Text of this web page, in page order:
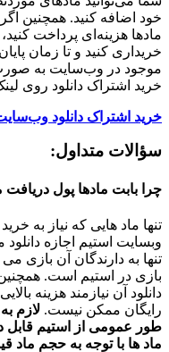
خود اضافه کنید. همچنین
مادها هزینه‌ای پرداخت
خریداری کنید و تا زمان
موجود در وب‌سایت به
خرید اشتراک دانلود روی
خرید اشتراک دانلود
سؤالات متداول:
چرا بابت مادها پول دریافت
تنها ماد هایی که نیاز به
وبسایت استیم اجازه
تنها به دارندگان آن بازی می
بازی در استیم است.
دانلود آن نیازمند هزینه
رایگان ممکن نیست. لازم
طور عمومی از استیم قابل
ماد ها با توجه به حجم ماد